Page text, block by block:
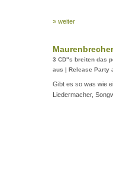
» weiter
3 CD"s breiten das
aus | Release Party
Gibt es so was wie
Liedermacher,